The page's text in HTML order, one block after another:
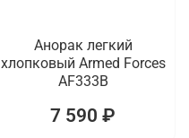
Анорак легкий
хлопковый Armed Forces
AF333B
7 590 ₽